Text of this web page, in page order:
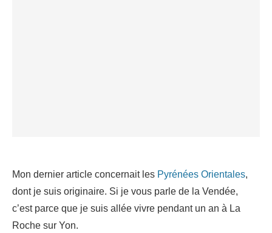
Mon dernier article concernait les Pyrénées Orientales,
dont je suis originaire. Si je vous parle de la Vendée,
c’est parce que je suis allée vivre pendant un an à La
Roche sur Yon.